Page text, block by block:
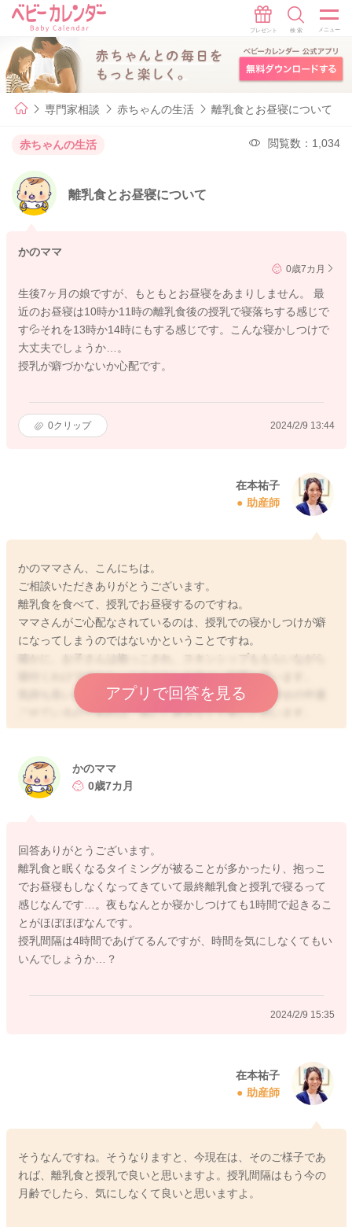
専門家相談 赤ちゃんの生活 離乳食とお昼寝について
赤ちゃんの生活 閲覧数：1,034
離乳食とお昼寝について
かのママ
0歳7カ月
生後7ヶ月の娘ですが、もともとお昼寝をあまりしません。 最
近のお昼寝は10時か11時の離乳食後の授乳で寝落ちする感じで
す💦それを13時か14時にもする感じです。こんな寝かしつけで
大丈夫でしょうか…。
授乳が癖づかないか心配です。
0クリップ 2024/2/9 13:44
在本祐子
助産師
かのママさん、こんにちは。
ご相談いただきありがとうございます。
離乳食を食べて、授乳でお昼寝するのですね。
ママさんがご心配なされているのは、授乳での寝かしつけが癖
になってしまうのではないかということですね。
確かに、お子さんは抱っこされ、スキンシップももらいながら
寝付くわけですから、この上ない心地よい時間と思います。
気持ち良いので、習慣にはなりますが、赤ちゃんが幸せの中過
ごせているのであれば、気にし過ぎなくて良いと思います。
もし、気にかかるのであれば、授乳をお昼寝から目覚めるタイ
アプリで回答を見る
かのママ
0歳7カ月
回答ありがとうございます。
離乳食と眠くなるタイミングが被ることが多かったり、抱っこ
でお昼寝もしなくなってきていて最終離乳食と授乳で寝るって
感じなんです…。夜もなんとか寝かしつけても1時間で起きるこ
とがほぼほぼなんです。
授乳間隔は4時間であげてるんですが、時間を気にしなくてもい
いんでしょうか…？
2024/2/9 15:35
在本祐子
助産師
そうなんですね。そうなりますと、今現在は、そのご様子であ
れば、離乳食と授乳で良いと思いますよ。授乳間隔はもう今の
月齢でしたら、気にしなくて良いと思いますよ。